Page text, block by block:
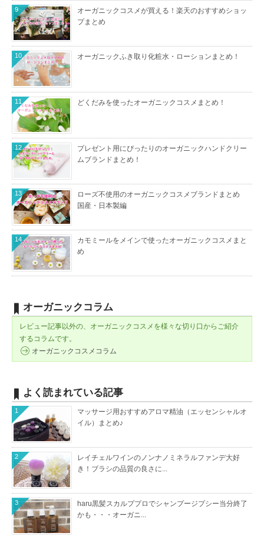
オーガニックコスメが買える！楽天のおすすめショッ
プまとめ
9
オーガニックふき取り化粧水・ローションまとめ！
10
どくだみを使ったオーガニックコスメまとめ！
11
プレゼント用にぴったりのオーガニックハンドクリー
ムブランドまとめ！
12
ローズ不使用のオーガニックコスメブランドまとめ
国産・日本製編
13
カモミールをメインで使ったオーガニックコスメまと
め
14
オーガニックコラム
レビュー記事以外の、オーガニックコスメを様々な切り口からご紹介
するコラムです。
オーガニックコスメコラム
よく読まれている記事
マッサージ用おすすめアロマ精油（エッセンシャルオ
イル）まとめ♪
1
レイチェルワインのノンナノミネラルファンデ大好
き！ブラシの品質の良さに...
2
haru黒髪スカルププロでシャンプージプシー当分終了
かも・・・オーガニ...
3